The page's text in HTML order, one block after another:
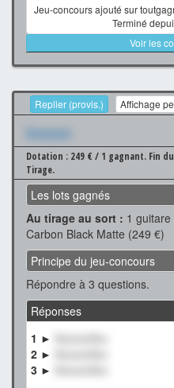
Jeu-concours ajouté sur
Terminé
Voir les
Replier (provis.) Affichage
Xxxxxxx
Dotation : 249 € / 1 gagnant. Fin
Tirage.
Les lots gagnés
Au tirage au sort : 1
Carbon Black Matte (249 €)
Principe du jeu-concours
Répondre à 3 questions.
Réponses
1 ►
XxxxxxXxx
2 ►
3 ►